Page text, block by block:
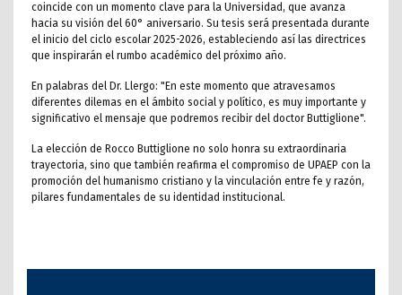
coincide con un momento clave para la Universidad, que avanza
hacia su visión del 60° aniversario. Su tesis será presentada durante
el inicio del ciclo escolar 2025-2026, estableciendo así las directrices
que inspirarán el rumbo académico del próximo año.
En palabras del Dr. Llergo: "En este momento que atravesamos
diferentes dilemas en el ámbito social y político, es muy importante y
significativo el mensaje que podremos recibir del doctor Buttiglione".
La elección de Rocco Buttiglione no solo honra su extraordinaria
trayectoria, sino que también reafirma el compromiso de UPAEP con la
promoción del humanismo cristiano y la vinculación entre fe y razón,
pilares fundamentales de su identidad institucional.